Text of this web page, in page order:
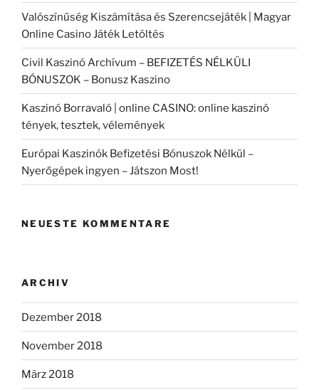
Valószínűség Kiszámítása és Szerencsejáték | Magyar
Online Casino Játék Letöltés
Civil Kaszinó Archívum – BEFIZETÉS NÉLKÜLI
BÓNUSZOK – Bonusz Kaszino
Kaszinó Borravaló | online CASINO: online kaszinó
tények, tesztek, vélemények
Európai Kaszinók Befizetési Bónuszok Nélkül –
Nyerőgépek ingyen – Játszon Most!
NEUESTE KOMMENTARE
ARCHIV
Dezember 2018
November 2018
März 2018